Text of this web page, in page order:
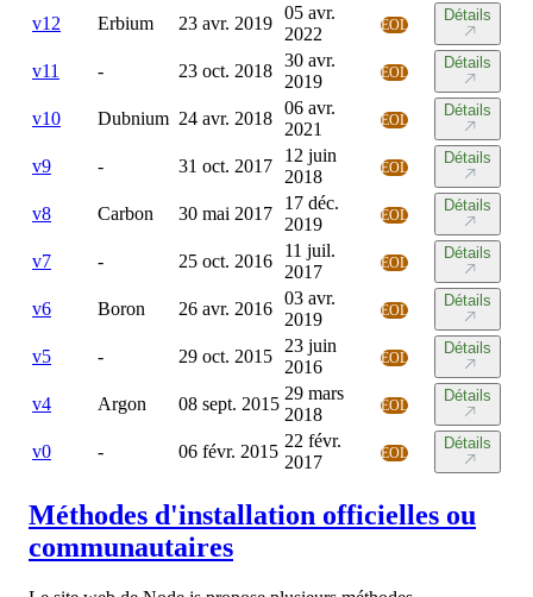
v12 Erbium 23 avr. 2019
05 avr.
2022
EOL
Détails
v11 - 23 oct. 2018
30 avr.
2019
EOL
Détails
v10 Dubnium 24 avr. 2018
06 avr.
2021
EOL
Détails
v9 - 31 oct. 2017
12 juin
2018
EOL
Détails
v8 Carbon 30 mai 2017
17 déc.
2019
EOL
Détails
v7 - 25 oct. 2016
11 juil.
2017
EOL
Détails
v6 Boron 26 avr. 2016
03 avr.
2019
EOL
Détails
v5 - 29 oct. 2015
23 juin
2016
EOL
Détails
v4 Argon 08 sept. 2015
29 mars
2018
EOL
Détails
v0 - 06 févr. 2015
22 févr.
2017
EOL
Détails
Méthodes d'installation officielles ou
communautaires